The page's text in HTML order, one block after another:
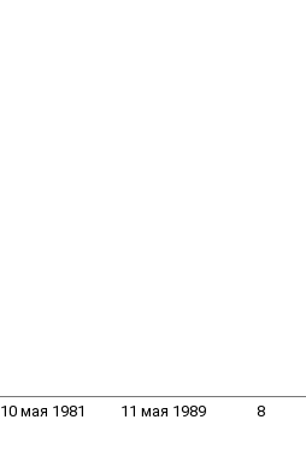
10 мая 1981 11 мая 1989 8